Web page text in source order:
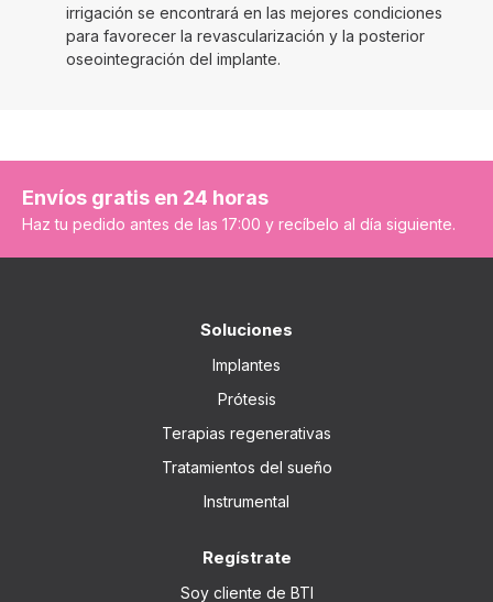
irrigación se encontrará en las mejores condiciones
para favorecer la revascularización y la posterior
oseointegración del implante.
Envíos gratis en 24 horas
Haz tu pedido antes de las 17:00 y recíbelo al día siguiente.
Soluciones
Implantes
Prótesis
Terapias regenerativas
Tratamientos del sueño
Instrumental
Regístrate
Soy cliente de BTI